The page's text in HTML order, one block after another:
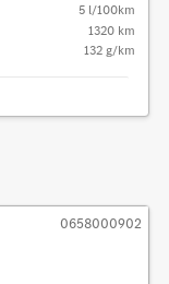
5 l/100km
1320 km
132 g/km
0658000902